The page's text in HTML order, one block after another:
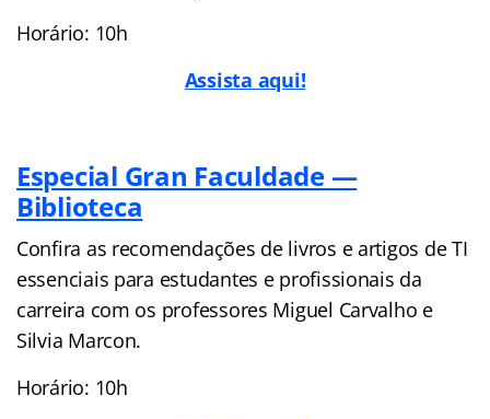
Horário: 10h
Assista aqui!
Especial Gran Faculdade —
Biblioteca
Confira as recomendações de livros e artigos de TI
essenciais para estudantes e profissionais da
carreira com os professores Miguel Carvalho e
Silvia Marcon.
Horário: 10h